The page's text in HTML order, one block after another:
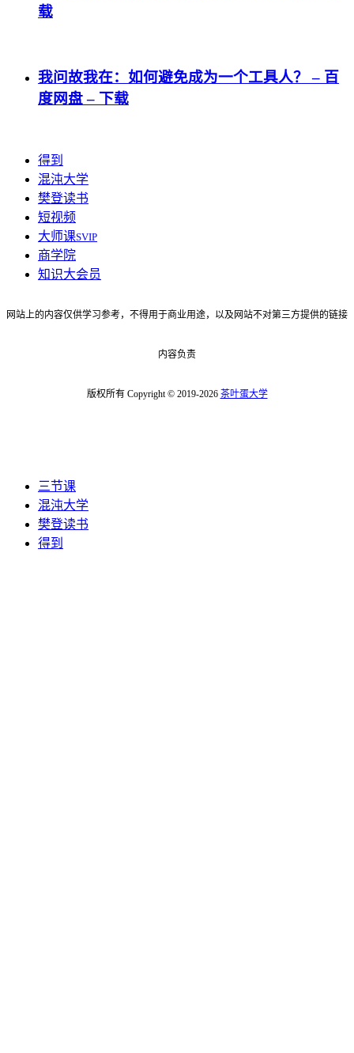
载
我问故我在：如何避免成为一个工具人？ – 百
度网盘 – 下载
得到
混沌大学
樊登读书
短视频
大师课SVIP
商学院
知识大会员
网站上的内容仅供学习参考，不得用于商业用途，以及网站不对第三方提供的链接
内容负责
版权所有 Copyright © 2019-2026 茶叶蛋大学
三节课
混沌大学
樊登读书
得到